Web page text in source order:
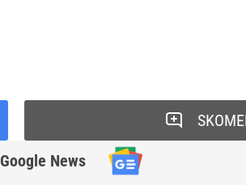
Google News